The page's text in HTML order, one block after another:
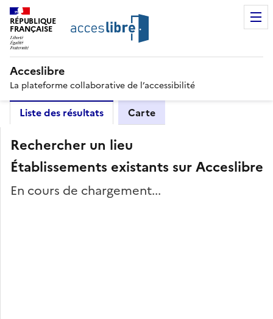
RÉPUBLIQUE
FRANÇAISE
Acceslibre
La plateforme collaborative de l’accessibilité
Liste des résultats Carte
Rechercher un lieu
Établissements existants sur Acceslibre
En cours de chargement...